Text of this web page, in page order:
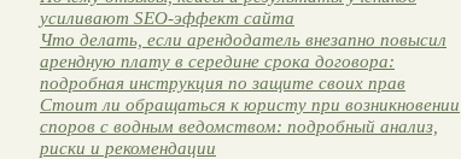
усиливают SEO-эффект сайта
Что делать, если арендодатель внезапно повысил
арендную плату в середине срока договора:
подробная инструкция по защите своих прав
Стоит ли обращаться к юристу при возникновении
споров с водным ведомством: подробный анализ,
риски и рекомендации